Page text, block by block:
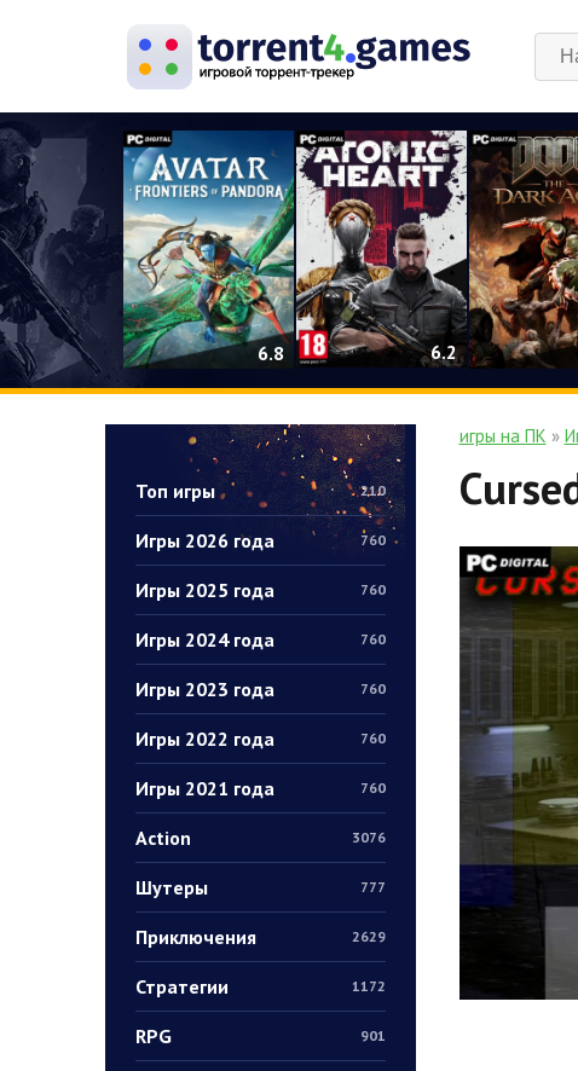
6.8 6.2
Топ игры 210
Игры 2026 года 760
Игры 2025 года 760
Игры 2024 года 760
Игры 2023 года 760
Игры 2022 года 760
Игры 2021 года 760
Action 3076
Шутеры 777
Приключения 2629
Стратегии 1172
RPG 901
игры на ПК »